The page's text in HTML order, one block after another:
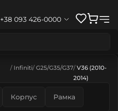
+38 093 426-0000
Infiniti G25/G35/G37 V36 (2010-
2014)
Корпус Рамка